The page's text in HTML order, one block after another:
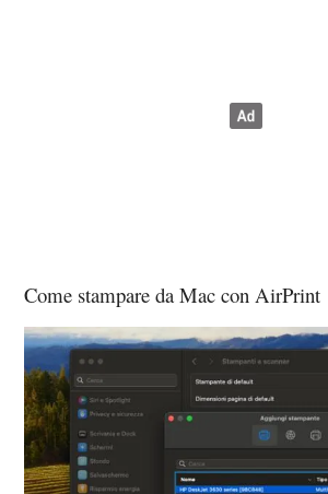
Come stampare da Mac con AirPrint